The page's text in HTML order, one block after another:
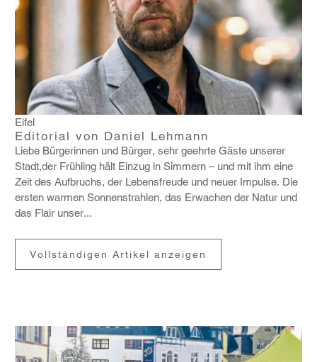
Eifel
Editorial von Daniel Lehmann
Liebe Bürge­rinnen und Bürger, sehr geehrte Gäste unserer
Stadt,der Früh­ling hält Einzug in Simmern – und mit ihm eine
Zeit des Aufbruchs, der Lebens­freude und neuer Impulse. Die
ersten warmen Sonnen­strahlen, das Erwa­chen der Natur und
das Flair unser...
Vollständigen Artikel anzeigen